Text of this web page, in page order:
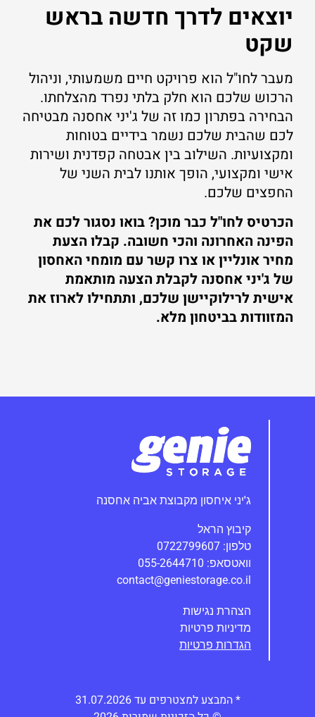
יוצאים לדרך חדשה בראש
שקט
מעבר לחו"ל הוא פרויקט חיים משמעותי, וניהול
הרכוש שלכם הוא חלק בלתי נפרד מהצלחתו.
הבחירה בפתרון כמו זה של ג'יני אחסנה מבטיחה
לכם שהבית שלכם נשמר בידיים בטוחות
ומקצועיות. השילוב בין אבטחה קפדנית ושירות
אישי ומקצועי, הופך אותנו לבית השני של
החפצים שלכם.
הכרטיס לחו"ל כבר מוכן? בואו נסגור לכם את
הפינה האחרונה והכי חשובה. קבלו הצעת
מחיר אונליין או צרו קשר עם מומחי האחסון
של ג'יני אחסנה לקבלת הצעה מותאמת
אישית לרילוקיישן שלכם, ותתחילו לארוז את
המזוודות בביטחון מלא.
ג'יני‭ ‬איחסון‭ ‬מקבוצת‭ ‬אביה אחסנה
קיבוץ הראל
טלפון: 0722799607
וואטסאפ: 055-2644710
contact@geniestorage.co.il
הצהרת נגישות
מדיניות פרטיות
הגדרות פרטיות
* המבצע למצטרפים עד 31.07.2026